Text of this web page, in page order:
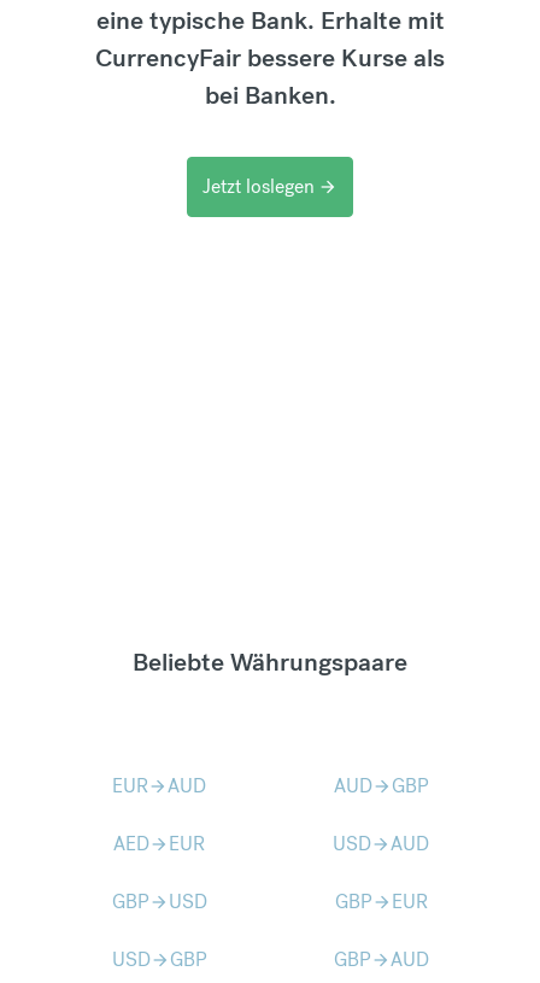
eine typische Bank. Erhalte mit
CurrencyFair bessere Kurse als
bei Banken.
Jetzt loslegen arrow_forward
Beliebte Währungspaare
EURarrow_forwardAUD AUDarrow_forward GBP
AEDarrow_forward EUR USDarrow_forwardAUD
GBParrow_forward USD GBParrow_forward EUR
USDarrow_forward GBP GBParrow_forwardAUD